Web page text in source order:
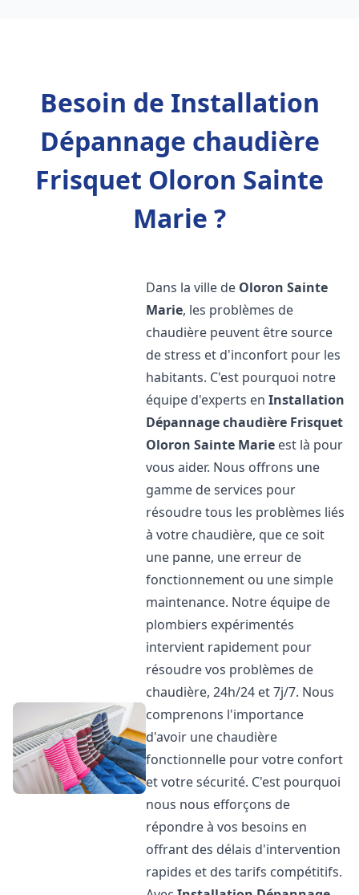
Besoin de Installation
Dépannage chaudière
Frisquet Oloron Sainte
Marie ?
Dans la ville de Oloron Sainte
Marie, les problèmes de
chaudière peuvent être source
de stress et d'inconfort pour les
habitants. C'est pourquoi notre
équipe d'experts enInstallation
Dépannage chaudière Frisquet
Oloron Sainte Marie est là pour
vous aider. Nous offrons une
gamme de services pour
résoudre tous les problèmes liés
à votre chaudière, que ce soit
une panne, une erreur de
fonctionnement ou une simple
maintenance. Notre équipe de
plombiers expérimentés
intervient rapidement pour
résoudre vos problèmes de
chaudière, 24h/24 et 7j/7. Nous
comprenons l'importance
d'avoir une chaudière
fonctionnelle pour votre confort
et votre sécurité. C'est pourquoi
nous nous efforçons de
répondre à vos besoins en
offrant des délais d'intervention
rapides et des tarifs compétitifs.